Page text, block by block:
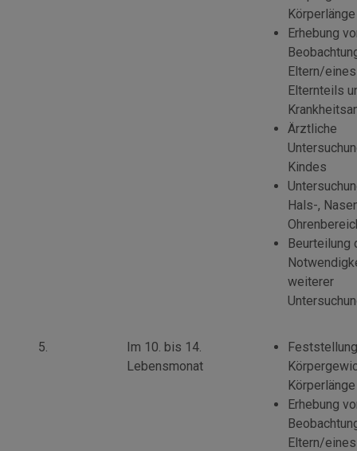
Körperlänge
Erhebung
Eltern/eines
Elternteils
Ärztliche
Kindes
Hals-,
Beurteilung
weiterer
5.
Im 10. bis 14.
Lebensmonat
Körperlänge
Erhebung
Eltern/eines